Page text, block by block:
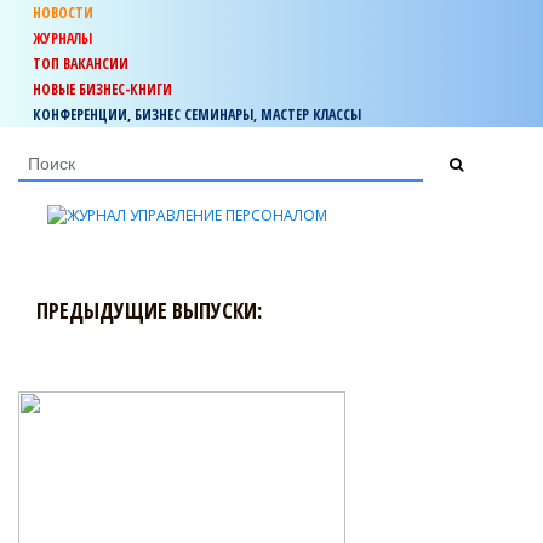
НОВОСТИ
ЖУРНАЛЫ
ТОП ВАКАНСИИ
НОВЫЕ БИЗНЕС-КНИГИ
КОНФЕРЕНЦИИ, БИЗНЕС СЕМИНАРЫ, МАСТЕР КЛАССЫ
ПРЕДЫДУЩИЕ ВЫПУСКИ: